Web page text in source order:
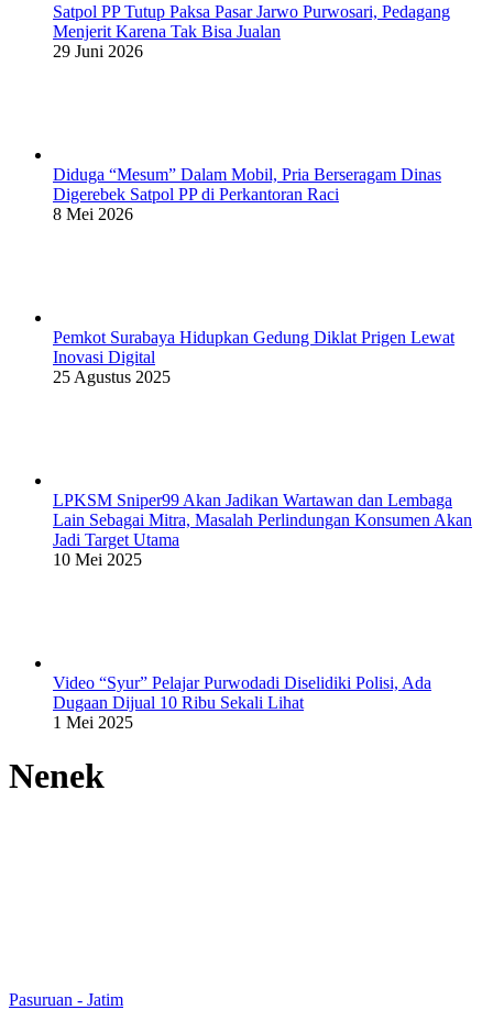
Satpol PP Tutup Paksa Pasar Jarwo Purwosari, Pedagang
Menjerit Karena Tak Bisa Jualan
29 Juni 2026
Diduga “Mesum” Dalam Mobil, Pria Berseragam Dinas
Digerebek Satpol PP di Perkantoran Raci
8 Mei 2026
Pemkot Surabaya Hidupkan Gedung Diklat Prigen Lewat
Inovasi Digital
25 Agustus 2025
LPKSM Sniper99 Akan Jadikan Wartawan dan Lembaga
Lain Sebagai Mitra, Masalah Perlindungan Konsumen Akan
Jadi Target Utama
10 Mei 2025
Video “Syur” Pelajar Purwodadi Diselidiki Polisi, Ada
Dugaan Dijual 10 Ribu Sekali Lihat
1 Mei 2025
Nenek
Pasuruan - Jatim